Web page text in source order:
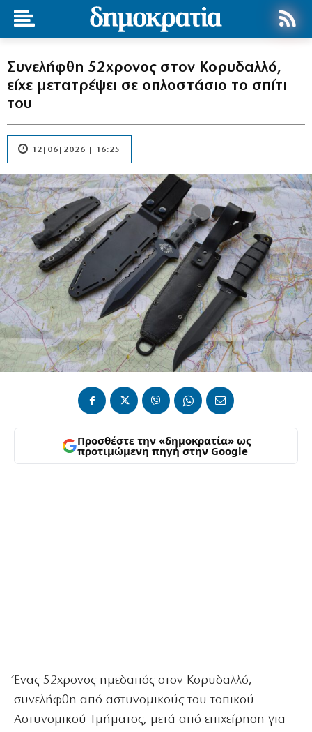
Συνελήφθη 52χρονος στον Κορυδαλλό,
είχε μετατρέψει σε οπλοστάσιο το σπίτι
του
12|06|2026 | 16:25
Προσθέστε την «δημοκρατία» ως
προτιμώμενη πηγή στην Google
Ένας 52χρονος ημεδαπός στον Κορυδαλλό,
συνελήφθη από αστυνομικούς του τοπικού
Αστυνομικού Τμήματος, μετά από επιχείρηση για